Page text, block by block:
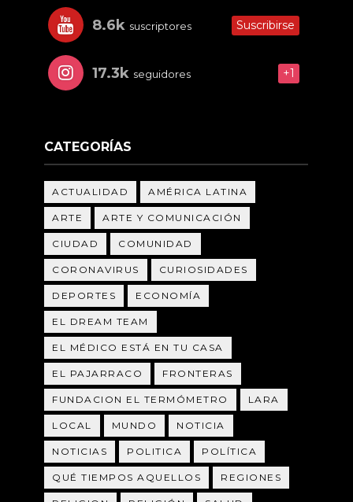
8.6k suscriptores Suscribirse
17.3k seguidores +1
CATEGORÍAS
ACTUALIDAD AMÉRICA LATINA
ARTE ARTE Y COMUNICACIÓN
CIUDAD COMUNIDAD
CORONAVIRUS CURIOSIDADES
DEPORTES ECONOMÍA
EL DREAM TEAM
EL MÉDICO ESTÁ EN TU CASA
EL PAJARRACO FRONTERAS
FUNDACION EL TERMÓMETRO LARA
LOCAL MUNDO NOTICIA
NOTICIAS POLITICA POLÍTICA
QUÉ TIEMPOS AQUELLOS REGIONES